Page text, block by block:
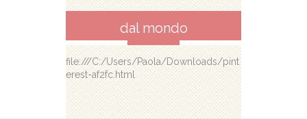
dal mondo
file:///C:/Users/Paola/Downloads/pint
erest-af2fc.html